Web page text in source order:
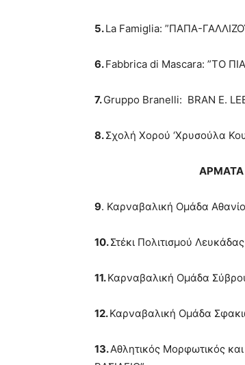
5.La Famiglia: ”ΠΑΠΑ-
6.Fabbrica di Mascara: ”ΤΟ
7.Gruppo Branelli: BRAN E.
8.Σχολή Χορού ‘Χρυσούλα
ΑΡΜΑΤΑ
9. Καρναβαλική Ομάδα
10.Στέκι Πολιτισμού
11.Καρναβαλική Ομάδα
12.Καρναβαλική Oμάδα
13.Αθλητικός Μορφωτικός